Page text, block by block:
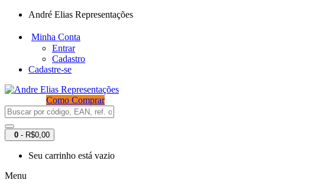
André Elias Representações
Minha Conta
Entrar
Cadastro
Cadastre-se
Como Comprar
0 - R$0,00
Seu carrinho está vazio
Menu